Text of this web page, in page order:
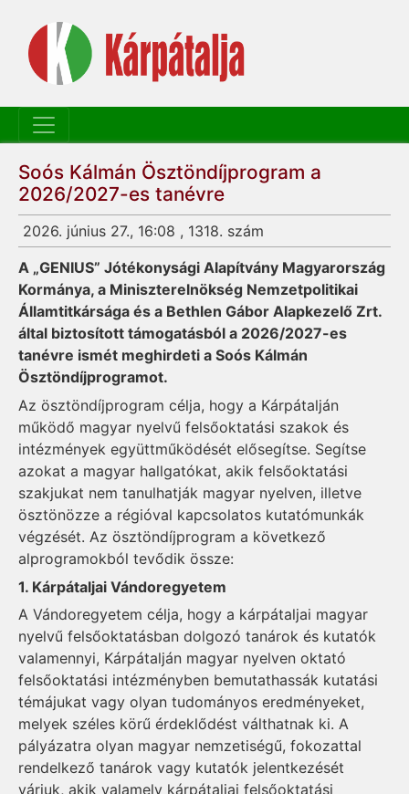
Soós Kálmán Ösztöndíjprogram a
2026/2027-es tanévre
2026. június 27., 16:08 , 1318. szám
A „GENIUS” Jótékonysági Alapítvány Magyarország
Kormánya, a Miniszterelnökség Nemzetpolitikai
Államtitkársága és a Bethlen Gábor Alapkezelő Zrt.
által biztosított támogatásból a 2026/2027-es
tanévre ismét meghirdeti a Soós Kálmán
Ösztöndíjprogramot.
Az ösztöndíjprogram célja, hogy a Kárpátalján
működő magyar nyelvű felsőoktatási szakok és
intézmények együttműködését elősegítse. Segítse
azokat a magyar hallgatókat, akik felsőoktatási
szakjukat nem tanulhatják magyar nyelven, illetve
ösztönözze a régióval kapcsolatos kutatómunkák
végzését. Az ösztöndíjprogram a következő
alprogramokból tevődik össze:
1. Kárpátaljai Vándoregyetem
A Vándoregyetem célja, hogy a kárpátaljai magyar
nyelvű felsőoktatásban dolgozó tanárok és kutatók
valamennyi, Kárpátalján magyar nyelven oktató
felsőoktatási intézményben bemutathassák kutatási
témájukat vagy olyan tudományos eredményeket,
melyek széles körű érdeklődést válthatnak ki. A
pályázatra olyan magyar nemzetiségű, fokozattal
rendelkező tanárok vagy kutatók jelentkezését
várjuk, akik valamely kárpátaljai felsőoktatási